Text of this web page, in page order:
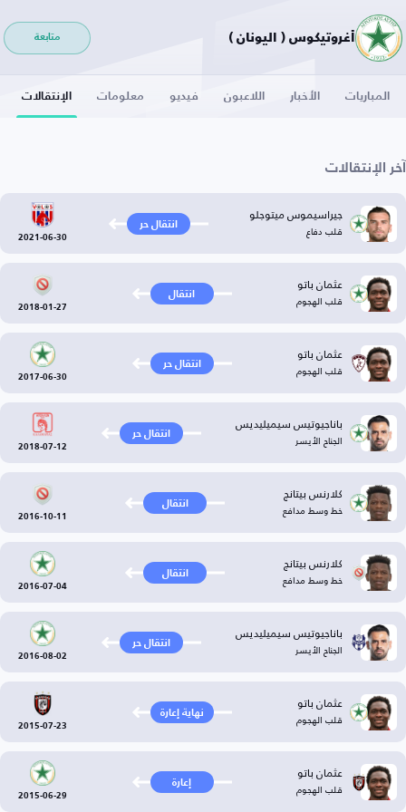
أغروتيكوس ( اليونان ) متابعة
المباريات الأخبار اللاعبون فيديو معلومات الإنتقالات
آخر الإنتقالات
جيراسيموس ميتوجلو
قلب دفاع انتقال حر
2021-06-30
عثمان باتو
قلب الهجوم انتقال
2018-01-27
عثمان باتو
قلب الهجوم انتقال حر
2017-06-30
باناجيوتيس سيميليديس
الجناح الأيسر انتقال حر
2018-07-12
كلارنس بيتانج
خط وسط مدافع انتقال
2016-10-11
كلارنس بيتانج
خط وسط مدافع انتقال
2016-07-04
باناجيوتيس سيميليديس
الجناح الأيسر انتقال حر
2016-08-02
عثمان باتو
قلب الهجوم نهاية إعارة
2015-07-23
عثمان باتو
قلب الهجوم إعارة
2015-06-29